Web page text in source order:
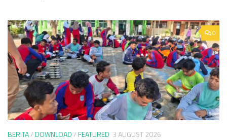
0
BERITA/DOWNLOAD/FEATURED 3 AUGUST 2026